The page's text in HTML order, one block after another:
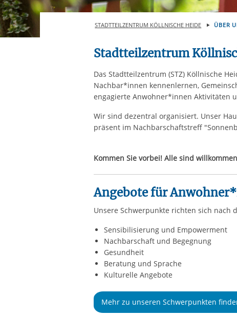
Ihre etwaige Einwilligung
aufgrund berechtigter
STADTTEILZENTRUM KÖLLNISCHE HEIDE ÜBER
Stadtteilzentrum
Das Stadtteilzentrum (STZ) Köllnische
Nachbar*innen kennenlernen,
engagierte Anwohner*innen Aktivitäten
Wir sind dezentral organisiert. Unser
präsent im Nachbarschaftstreff
Kommen Sie vorbei! Alle sind
Angebote für
Unsere Schwerpunkte richten sich nach
Sensibilisierung und Empowerment
Nachbarschaft und Begegnung
Gesundheit
Beratung und Sprache
Kulturelle Angebote
Mehr zu unseren Schwerpunkten